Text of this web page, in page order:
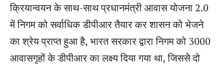
क्रियान्वयन के साथ-साथ प्रधानमंत्री आवास योजना 2.0
में निगम को सर्वाधिक डीपीआर तैयार कर शासन को भेजने
का श्रेय प्राप्त हुआ है, भारत सरकार द्वारा निगम को 3000
आवासगृहों के डीपीआर का लक्ष्य दिया गया था, जिससेे दो